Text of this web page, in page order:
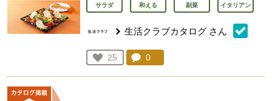
サラダ 和える 副菜 イタリアン
生活クラブカタログ さん
お気に入り登録：
25
人が登録
コメント：
0